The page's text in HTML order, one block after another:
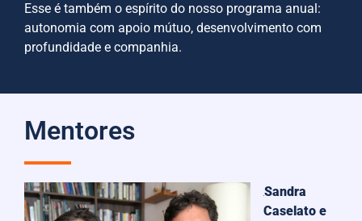
Esse é também o espírito do nosso programa anual:
autonomia com apoio mútuo, desenvolvimento com
profundidade e companhia.
Mentores
Sandra
Caselato e